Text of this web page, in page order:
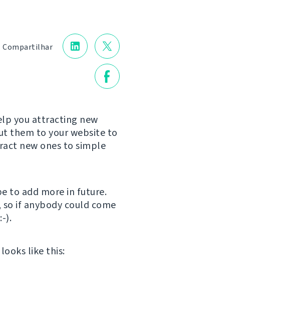
Compartilhar
you attracting new
them to your website to
new ones to simple
to add more in future.
if anybody could come
).
like this: